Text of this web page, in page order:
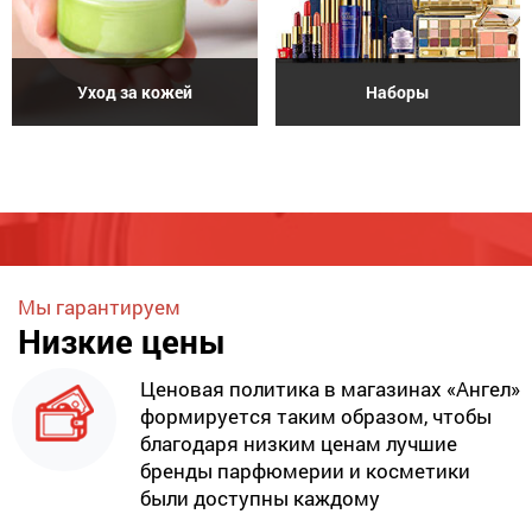
Уход за кожей Наборы
Мы гарантируем
Низкие цены
Ценовая политика в магазинах «Ангел»
формируется таким образом, чтобы
благодаря низким ценам лучшие
бренды парфюмерии и косметики
были доступны каждому